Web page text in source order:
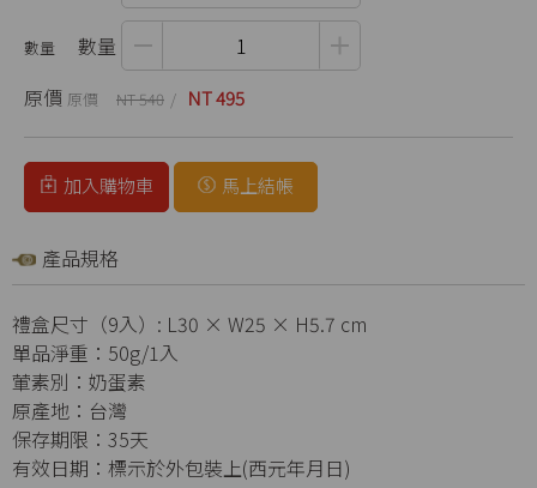
數量
原價
NT 540 NT 495
加入購物車 馬上結帳
產品規格
禮盒尺寸（9入）: L30 × W25 × H5.7 cm
單品淨重：50g/1入
葷素別：奶蛋素
原產地：台灣
保存期限：35天
有效日期：標示於外包裝上(西元年月日)